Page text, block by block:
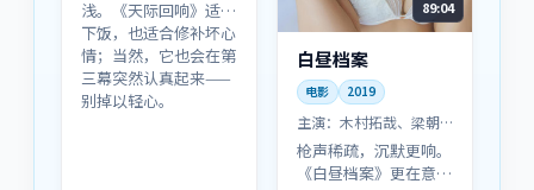
浅。《天际回响》适合
下饭，也适合修补坏心
情；当然，它也会在第
三幕突然认真起来——
别掉以轻心。
89:04
白昼档案
电影 2019
主演： 木村拓哉、梁朝
伟 等
枪声稀疏，沉默更响。
《白昼档案》更在意